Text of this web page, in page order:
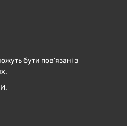
бути пов’язані з